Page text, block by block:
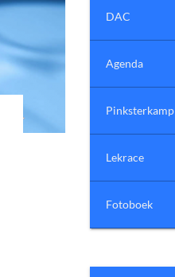
DAC
Agenda
Pinksterkamp
Lekrace
Fotoboek